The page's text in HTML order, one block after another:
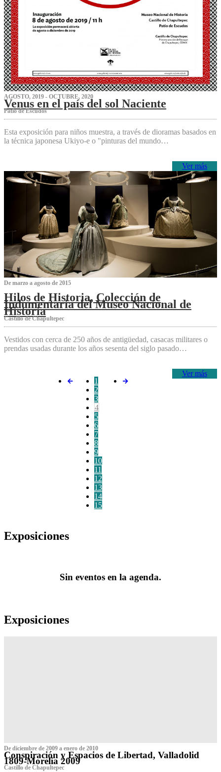
AGOSTO, 2019 - OCTUBRE, 2020
Venus en el país del sol Naciente
P‌atio de Escudos
Esta exposición para niños muestra, a través de dioramas basados en
la técnica japonesa Ukiyo-e o "pinturas del mundo…
Ver más
De marzo a agosto de 2015
Hilos de Historia, Colección de
Indumentaria del Museo Nacional de
Historia
Castillo de Chapultepec
Vestidos con cerca de 250 años de antigüedad, casacas militares o
prendas usadas durante los años sesenta del siglo pasado…
Ver más
1
2
3
4
5
6
7
8
9
10
11
12
13
14
15
Exposiciones
Sin eventos en la agenda.
Exposiciones
De diciembre de 2009 a enero de 2010
Conspiración y Espacios de Libertad, Valladolid
1809-Morelia 2009
Castillo de Chapultepec